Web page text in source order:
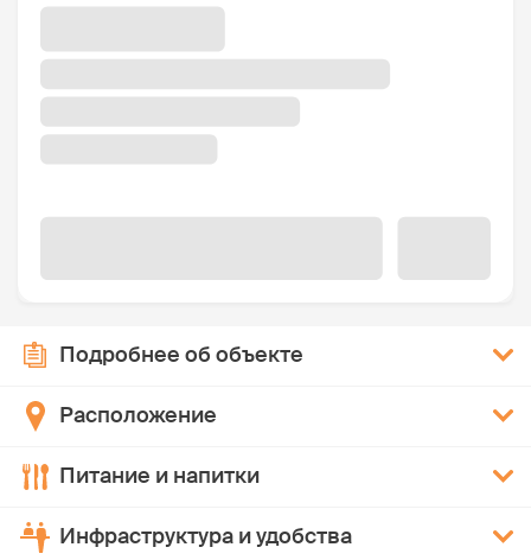
Подробнее об объекте
Расположение
Питание и напитки
Инфраструктура и удобства